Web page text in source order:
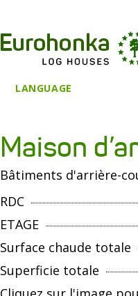
LANGUAGE
Maison
Bâtiments d'arrière-
RDC
ETAGE
Surface chaude totale
Superficie totale